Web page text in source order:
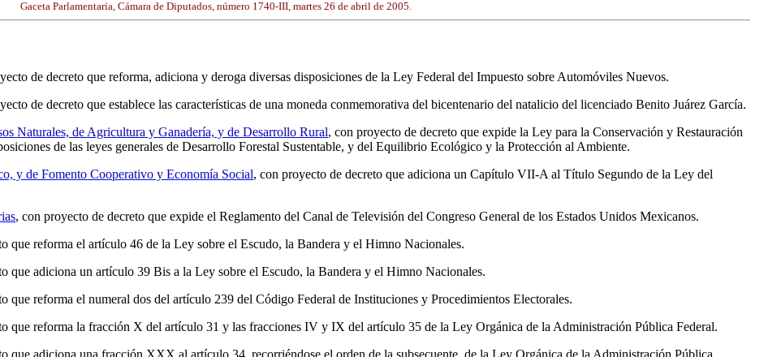
Gaceta Parlamentaria, Cámara de Diputados, número 1740-III, martes 26 de abril de 2005.
de decreto que reforma, adiciona y deroga diversas disposiciones de la Ley Federal del Impuesto sobre Automóviles Nuevos.
de decreto que establece las características de una moneda conmemorativa del bicentenario del natalicio del licenciado Benito Juárez García.
Naturales, de Agricultura y Ganadería, y de Desarrollo Rural, con proyecto de decreto que expide la Ley para la Conservación y Restauración
de las leyes generales de Desarrollo Forestal Sustentable, y del Equilibrio Ecológico y la Protección al Ambiente.
y de Fomento Cooperativo y Economía Social, con proyecto de decreto que adiciona un Capítulo VII-A al Título Segundo de la Ley del
, con proyecto de decreto que expide el Reglamento del Canal de Televisión del Congreso General de los Estados Unidos Mexicanos.
que reforma el artículo 46 de la Ley sobre el Escudo, la Bandera y el Himno Nacionales.
que adiciona un artículo 39 Bis a la Ley sobre el Escudo, la Bandera y el Himno Nacionales.
que reforma el numeral dos del artículo 239 del Código Federal de Instituciones y Procedimientos Electorales.
que reforma la fracción X del artículo 31 y las fracciones IV y IX del artículo 35 de la Ley Orgánica de la Administración Pública Federal.
que adiciona una fracción XXX al artículo 34, recorriéndose el orden de la subsecuente, de la Ley Orgánica de la Administración Pública